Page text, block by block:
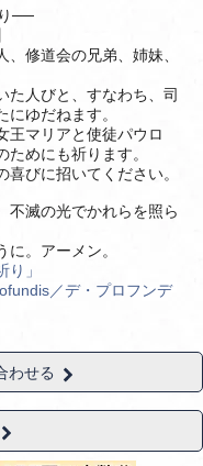
──
修道会の兄弟、姉妹、
た人びと、すなわち、司
ゆだねます。
王マリアと使徒パウロ
めにも祈ります。
びに招いてください。
不滅の光でかれらを照ら
。アーメン。
」
／デ・プロフンデ
わせる